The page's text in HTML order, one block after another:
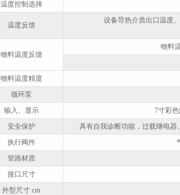
温度控制选择
温度反馈
设备导热介质出口温度
物料温度反馈
物料
物料温度精度
循环泵
输入、显示 7寸彩
安全保护 具有自我诊断功能，过载继电
执行阀件
管路材质
接口尺寸
外型尺寸 cm